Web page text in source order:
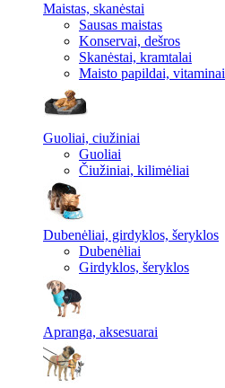
Maistas, skanėstai
Sausas maistas
Konservai, dešros
Skanėstai, kramtalai
Maisto papildai, vitaminai
Guoliai, ciužiniai
Guoliai
Čiužiniai, kilimėliai
Dubenėliai, girdyklos, šeryklos
Dubenėliai
Girdyklos, šeryklos
Apranga, aksesuarai